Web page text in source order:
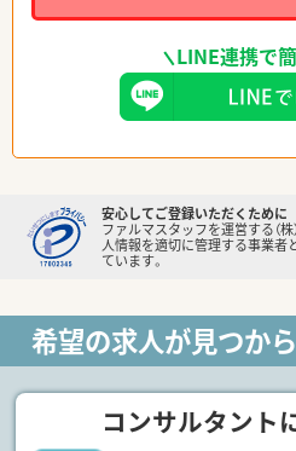
LINE連携で
安心してご登録いただくために
ファルマスタッフを運営する（
人情報を適切に管理する事業者
ています。
希望の求人が見つか
コンサルタント